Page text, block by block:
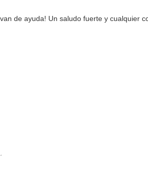
de ayuda! Un saludo fuerte y cualquier